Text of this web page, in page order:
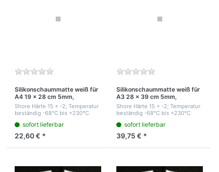
Silikonschaummatte weiß für
A4 19 x 28 cm 5mm,
verhindert Druckränder des
Papiers beim Heißpressen.
Shore Härte 15 + -2; Temperatur
beständig -68°C bis +230°C
sofort lieferbar
22,60 € *
Silikonschaummatte weiß für
A3 28 x 39 cm 5mm,
verhindert Druckränder
Shore Härte 15 + -2; Temperatur
beständig -68°C bis +230°C
sofort lieferbar
39,75 € *